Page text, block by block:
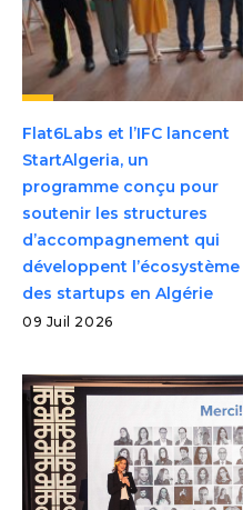
Flat6Labs et l’IFC lancent
StartAlgeria, un
programme conçu pour
soutenir les structures
d’accompagnement qui
développent l’écosystème
des startups en Algérie
09 Juil 2026